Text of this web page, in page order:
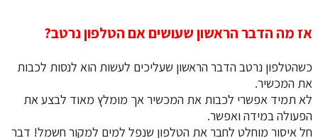
אז מה הדבר הראשון שעושים אם הטלפון נרטב?
כשהטלפון נרטב הדבר הראשון שעליכים לעשות הוא לנסות לכבות
את המכשיר.
לא תמיד אפשרי לכבות את המכשיר אך מומלץ מאוד לבצע את
הפעולה במידה ואפשר.
חל איסור מוחלט לחבר את הטלפון שנפל למים למקור חשמל! דבר